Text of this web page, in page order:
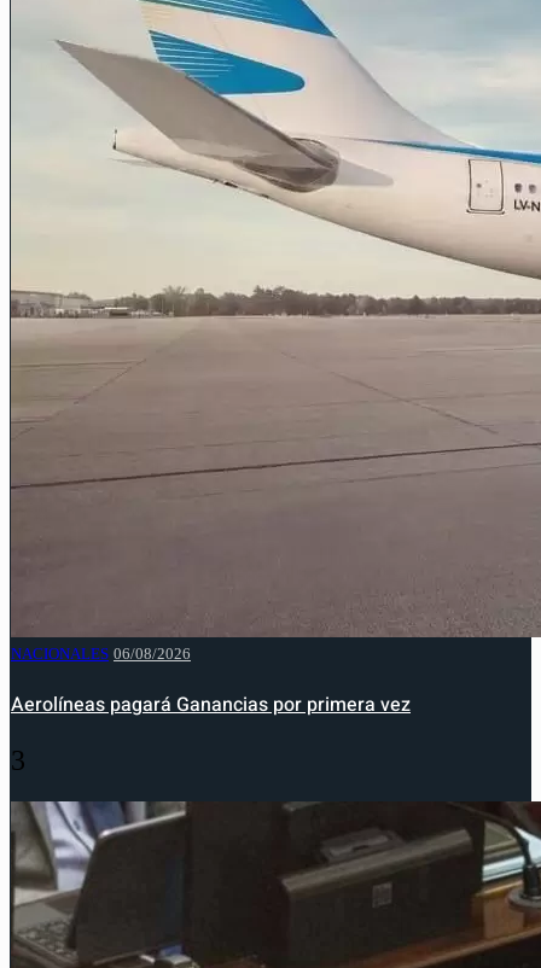
NACIONALES 06/08/2026
Aerolíneas pagará Ganancias por primera vez
3